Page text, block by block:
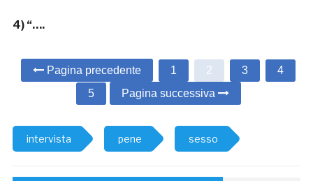
4) “….
Pagina precedente 1 2 3
4
5
Pagina successiva
intervista pene sesso